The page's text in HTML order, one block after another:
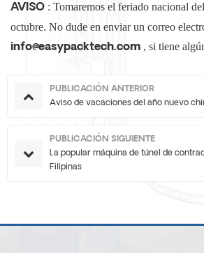
AVISO : Tomaremos el feriado nacional
octubre. No dude en enviar un correo
info@easypacktech.com , si tiene
PUBLICACIÓN ANTERIOR
Aviso de vacaciones del año nuevo
PUBLICACIÓN SIGUIENTE
La popular máquina de túnel de
Filipinas